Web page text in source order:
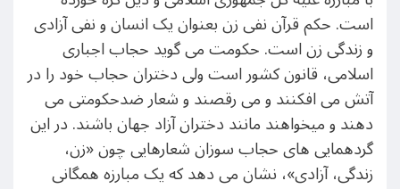
است. حکم قرآن نفی زن بعنوان یک انسان و نفی آزادی
و زندگی زن است. حکومت می گوید حجاب اجباری
اسلامی، قانون کشور است ولی دختران حجاب خود را در
آتش می افکنند و می رقصند و شعار ضدحکومتی می
دهند و میخواهند مانند دختران آزاد جهان باشند. در این
گردهمایی های حجاب سوزان شعارهایی چون «زن،
زندگی، آزادی»، نشان می دهد که یک مبارزه همگانی